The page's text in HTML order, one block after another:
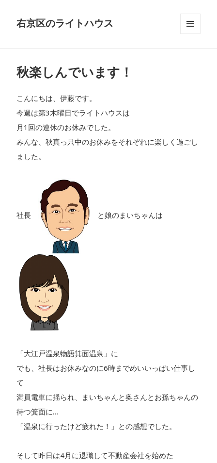
右京区のライトハウス
秋楽しんでいます！
こんにちは、伊藤です。
今週は第3木曜日でライトハウスは
月1回の連休のお休みでした。
みんな、秋真っ只中のお休みをそれぞれに楽しく過ごし
ました。
社長 と娘のまいちゃんは
「大江戸温泉物語箕面温泉」に
でも、社長はお休みなのに6時までめいいっぱい仕事し
て
満員電車に揺られ、まいちゃんと奥さんとお孫ちゃんの
待つ箕面に…
「温泉に行ったけど疲れた！」との感想でした。
そして昨日は4月に退職して不動産会社を始めた